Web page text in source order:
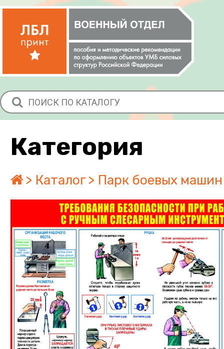
Категория
Каталог Парк боевых машин